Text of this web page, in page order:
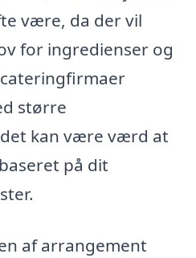
være, da der vil
for ingredienser og
større
kan være værd at
på dit
af arrangement